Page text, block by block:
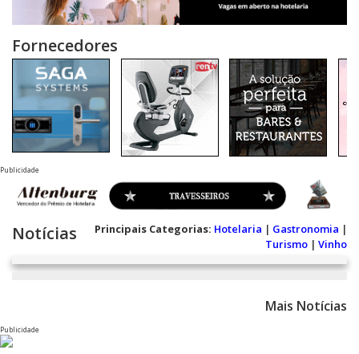
Fornecedores
Publicidade
Notícias Principais Categorias: Hotelaria | Gastronomia |
Turismo | Vinho
Mais Notícias
Publicidade